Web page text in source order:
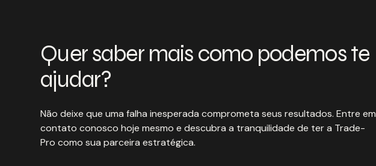
Quer saber mais como podemos te
ajudar?
Não deixe que uma falha inesperada comprometa seus resultados. Entre em
contato conosco hoje mesmo e descubra a tranquilidade de ter a Trade-
Pro como sua parceira estratégica.